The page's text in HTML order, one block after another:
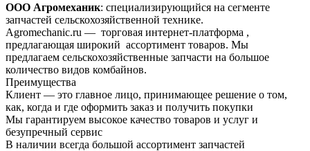
ООО Агромеханик: специализирующийся на сегменте
запчастей сельскохозяйственной технике.
Agromechanic.ru — торговая интернет-платформа ,
предлагающая широкий ассортимент товаров. Мы
предлагаем сельскохозяйственные запчасти на большое
количество видов комбайнов.
Преимущества
Клиент — это главное лицо, принимающее решение о том,
как, когда и где оформить заказ и получить покупки
Мы гарантируем высокое качество товаров и услуг и
безупречный сервис
В наличии всегда большой ассортимент запчастей